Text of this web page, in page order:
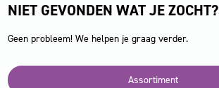
NIET GEVONDEN WAT JE ZOCHT?
Geen probleem! We helpen je graag verder.
Assortiment